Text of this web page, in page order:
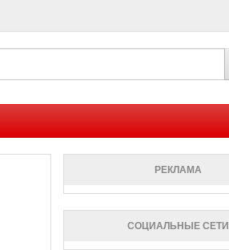
РЕКЛАМА
СОЦИАЛЬНЫЕ СЕТИ